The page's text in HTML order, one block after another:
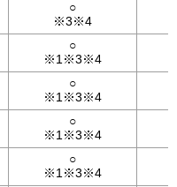
○
※3※4
○
※1※3※4
○
※1※3※4
○
※1※3※4
○
※1※3※4